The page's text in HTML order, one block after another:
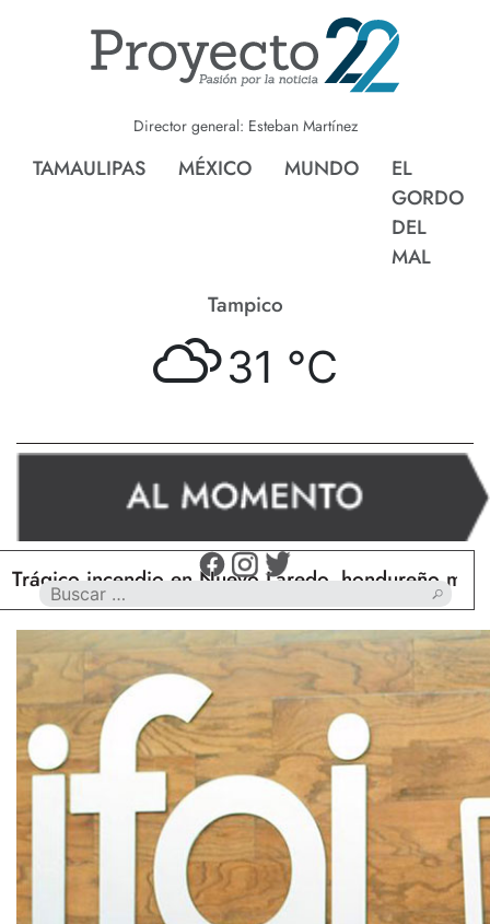
Director general: Esteban Martínez
TAMAULIPAS MÉXICO MUNDO
EL
GORDO
DEL
MAL
Tampico
31 °C
incendio en Nuevo Laredo, hondureño muere